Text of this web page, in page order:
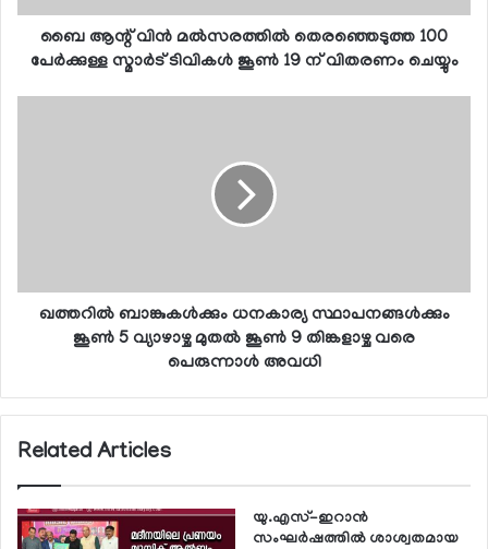
ബൈ ആന്റ് വിന്‍ മല്‍സരത്തില്‍ തെരഞ്ഞെടുത്ത 100
പേര്‍ക്കുള്ള സ്മാര്‍ട് ടിവികള്‍ ജൂണ്‍ 19 ന് വിതരണം ചെയ്യും
ഖത്തറില്‍ ബാങ്കുകള്‍ക്കും ധനകാര്യ സ്ഥാപനങ്ങള്‍ക്കും
ജൂണ്‍ 5 വ്യാഴാഴ്ച മുതല്‍ ജൂണ്‍ 9 തിങ്കളാഴ്ച വരെ
പെരുന്നാള്‍ അവധി
Related Articles
യു.എസ്-ഇറാന്‍
സംഘര്‍ഷത്തില്‍ ശാശ്വതമായ